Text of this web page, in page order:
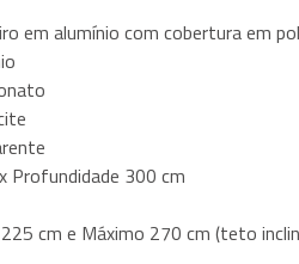
em alumínio com cobertura em
Profundidade 300 cm
cm e Máximo 270 cm (teto